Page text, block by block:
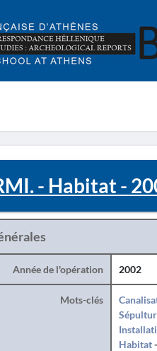
- Habitat -
Année de l'opération 2002
Mots-clés
Habitat-